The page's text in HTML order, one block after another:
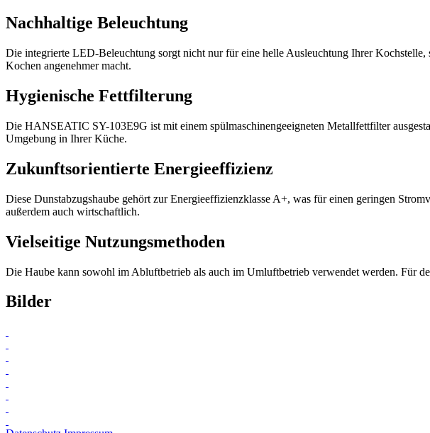
Nachhaltige Beleuchtung
Die integrierte LED-Beleuchtung sorgt nicht nur für eine helle Ausleuchtung Ihrer
Kochen angenehmer macht.
Hygienische Fettfilterung
Die HANSEATIC SY-103E9G ist mit einem spülmaschinengeeigneten Metallfettfilter
Umgebung in Ihrer Küche.
Zukunftsorientierte Energieeffizienz
Diese Dunstabzugshaube gehört zur Energieeffizienzklasse A+, was für einen geringen
außerdem auch wirtschaftlich.
Vielseitige Nutzungsmethoden
Die Haube kann sowohl im Abluftbetrieb als auch im Umluftbetrieb verwendet werden. Für
Bilder